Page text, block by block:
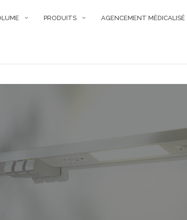
PRODUITS AGENCEMENT MÉDICALISÉ